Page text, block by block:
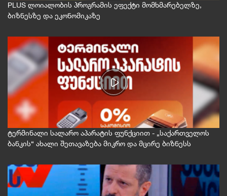
PLUS ლოიალობის პროგრამის ეფექტი მომხმარებელზე,
ბიზნესზე და ეკონომიკაზე
ტერმინალი სალარო აპარატის ფუნქციით - „საქართველოს
ბანკის“ ახალი შეთავაზება მიკრო და მცირე ბიზნესს